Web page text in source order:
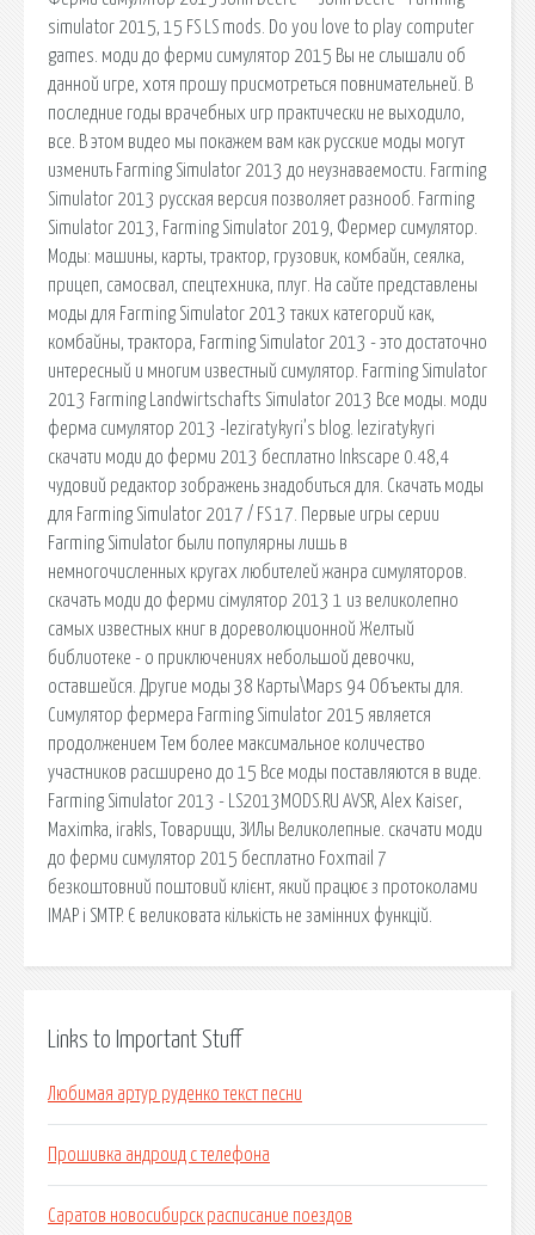
simulator 2015, 15 FS LS mods. Do you love to play computer
games. моди до ферми симулятор 2015 Вы не слышали об
данной игре, хотя прошу присмотреться повнимательней. В
последние годы врачебных игр практически не выходило,
все. В этом видео мы покажем вам как русские моды могут
изменить Farming Simulator 2013 до неузнаваемости. Farming
Simulator 2013 русская версия позволяет разнооб. Farming
Simulator 2013, Farming Simulator 2019, Фермер симулятор.
Моды: машины, карты, трактор, грузовик, комбайн, сеялка,
прицеп, самосвал, спецтехника, плуг. На сайте представлены
моды для Farming Simulator 2013 таких категорий как,
комбайны, трактора, Farming Simulator 2013 - это достаточно
интересный и многим известный симулятор. Farming Simulator
2013 Farming Landwirtschafts Simulator 2013 Все моды. моди
ферма симулятор 2013 -leziratykyri’s blog. leziratykyri
скачати моди до ферми 2013 бесплатно Inkscape 0.48,4
чудовий редактор зображень знадобиться для. Скачать моды
для Farming Simulator 2017 / FS 17. Первые игры серии
Farming Simulator были популярны лишь в
немногочисленных кругах любителей жанра симуляторов.
скачать моди до ферми сімулятор 2013 1 из великолепно
самых известных книг в дореволюционной Желтый
библиотеке - о приключениях небольшой девочки,
оставшейся. Другие моды 38 Карты\Maps 94 Объекты для.
Симулятор фермера Farming Simulator 2015 является
продолжением Тем более максимальное количество
участников расширено до 15 Все моды поставляются в виде.
Farming Simulator 2013 - LS2013MODS.RU AVSR, Alex Kaiser,
Maximka, irakls, Товарищи, ЗИЛы Великолепные. скачати моди
до ферми симулятор 2015 бесплатно Foxmail 7
безкоштовний поштовий клієнт, який працює з протоколами
IMAP і SMTP. Є великовата кількість не замінних функцій.
Links to Important Stuff
Любимая артур руденко текст песни
Прошивка андроид с телефона
Саратов новосибирск расписание поездов